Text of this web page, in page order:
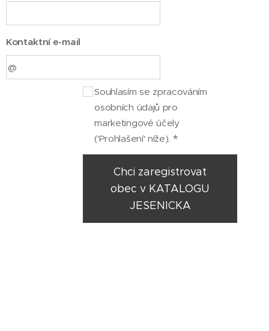
Kontaktní e-mail
Souhlasím se zpracováním
osobních údajů pro
marketingové účely
('Prohlašení' níže).
Chci zaregistrovat
obec v KATALOGU
JESENICKA